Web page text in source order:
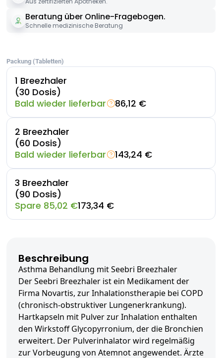
Beratung über Online-Fragebogen.
Schnelle medizinische Beratung
Packung (Tabletten)
1 Breezhaler
(30 Dosis)
Bald wieder lieferbar
86,12 €
2 Breezhaler
(60 Dosis)
Bald wieder lieferbar
143,24 €
3 Breezhaler
(90 Dosis)
Spare 85,02 €173,34 €
Beschreibung
Asthma Behandlung mit Seebri Breezhaler
Der Seebri Breezhaler ist ein Medikament der
Firma Novartis, zur Inhalationstherapie bei COPD
(chronisch-obstruktiver Lungenerkrankung).
Hartkapseln mit Pulver zur Inhalation enthalten
den Wirkstoff Glycopyrronium, der die Bronchien
erweitert. Der Pulverinhalator wird regelmäßig
zur Vorbeugung von Atemnot angewendet. Ärzte